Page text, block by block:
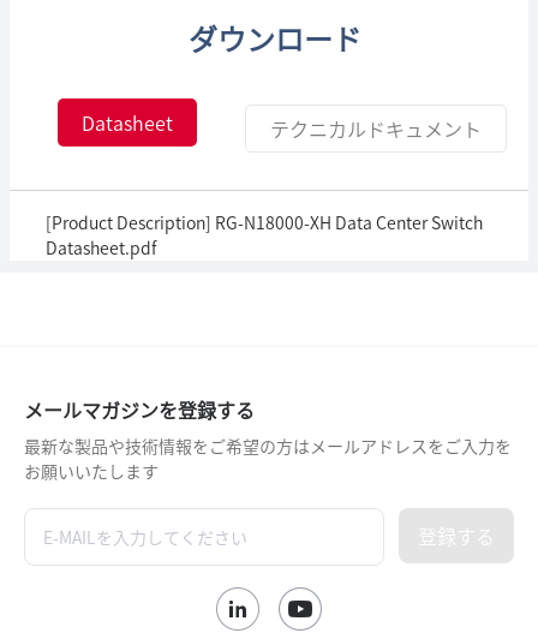
ダウンロード
Datasheet テクニカルドキュメント
[Product Description] RG-N18000-XH Data Center Switch
Datasheet.pdf
メールマガジンを登録する
最新な製品や技術情報をご希望の方はメールアドレスをご入力を
お願いいたします
登録する